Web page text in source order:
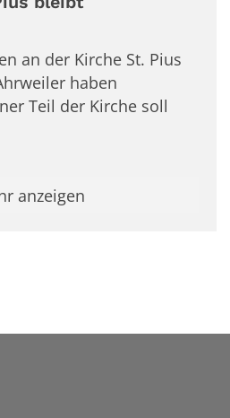
an der Kirche St. Pius
haben
Teil der Kirche soll
anzeigen